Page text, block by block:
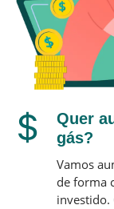
Quer
gás?
Vamos
de forma
investido.